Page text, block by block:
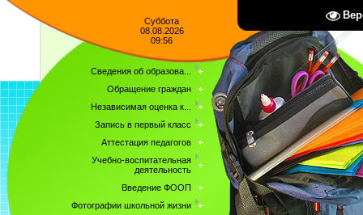
Суббота
08.08.2026
09:56
Сведения об образова...
Обращение граждан
Независимая оценка к...
Запись в первый класс
Аттестация педагогов
Учебно-воспитательная
деятельность
Введение ФООП
Фотографии школьной жизни